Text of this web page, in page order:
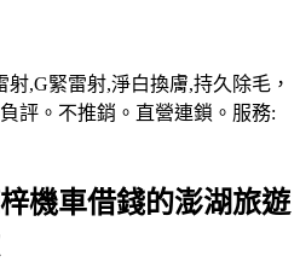
,G緊雷射,淨白換膚,持久除毛，
評。不推銷。直營連鎖。服務:
機車借錢的澎湖旅遊